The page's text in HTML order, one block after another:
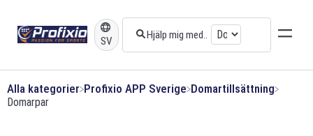
SV
Alla kategorier ​Profixio APP Sverige ​Domartillsättning
​Domarpar